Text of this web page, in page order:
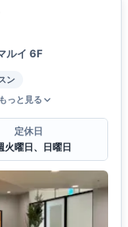
ルイ 6F
ン
もっと見る
定休日
火曜日、日曜日